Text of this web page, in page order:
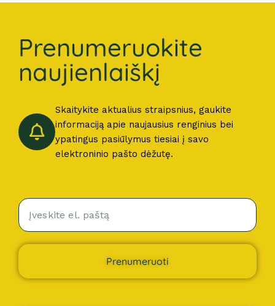
Prenumeruokite
naujienlaiškį
Skaitykite aktualius straipsnius, gaukite
informaciją apie naujausius renginius bei
ypatingus pasiūlymus tiesiai į savo
elektroninio pašto dėžutę.
Prenumeruoti